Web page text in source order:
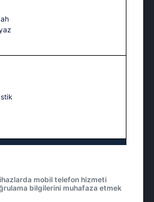
mobil telefon hizmeti
bilgilerini muhafaza etmek